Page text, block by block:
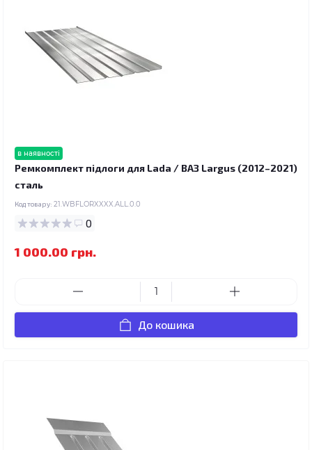
в наявності
Ремкомплект підлоги для Lada / ВАЗ Largus (2012–2021)
сталь
Код товару: 21.WBFLORXXXX.ALL.0.0
0
1 000.00 грн.
До кошика